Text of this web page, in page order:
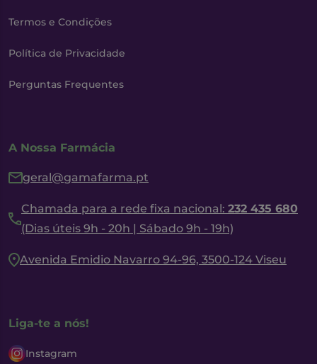
Termos e Condições
Política de Privacidade
Perguntas Frequentes
A Nossa Farmácia
geral@gamafarma.pt
Chamada para a rede fixa nacional: 232 435 680
(Dias úteis 9h - 20h | Sábado 9h - 19h)
Avenida Emidio Navarro 94-96, 3500-124 Viseu
Liga-te a nós!
Instagram